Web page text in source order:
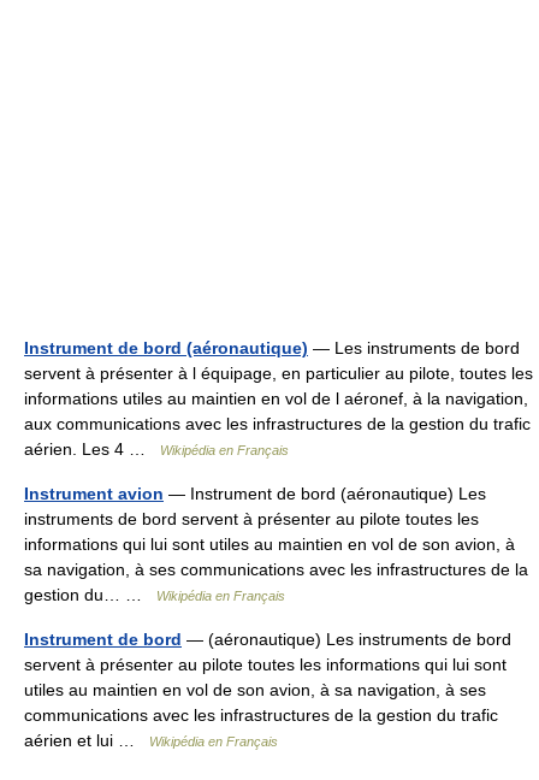
Instrument de bord (aéronautique) — Les instruments de bord
servent à présenter à l équipage, en particulier au pilote, toutes les
informations utiles au maintien en vol de l aéronef, à la navigation,
aux communications avec les infrastructures de la gestion du trafic
aérien. Les 4 …
Wikipédia en Français
Instrument avion — Instrument de bord (aéronautique) Les
instruments de bord servent à présenter au pilote toutes les
informations qui lui sont utiles au maintien en vol de son avion, à
sa navigation, à ses communications avec les infrastructures de la
gestion du… …
Wikipédia en Français
Instrument de bord — (aéronautique) Les instruments de bord
servent à présenter au pilote toutes les informations qui lui sont
utiles au maintien en vol de son avion, à sa navigation, à ses
communications avec les infrastructures de la gestion du trafic
aérien et lui …
Wikipédia en Français